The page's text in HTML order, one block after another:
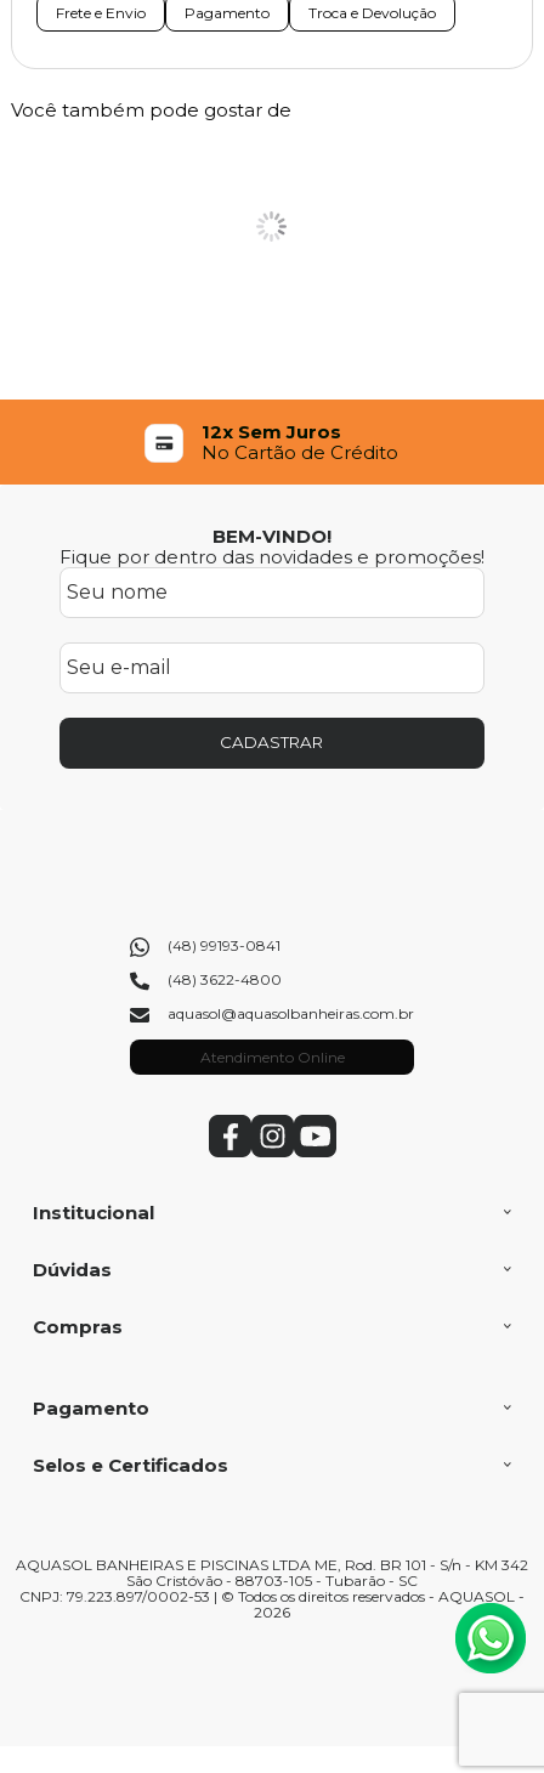
Frete e Envio Pagamento Troca e Devolução
Você também pode gostar de
12x Sem Juros
No Cartão de Crédito
BEM-VINDO!
Fique por dentro das novidades e promoções!
CADASTRAR
Institucional
Dúvidas
Compras
(48) 99193-0841
(48) 3622-4800
aquasol@aquasolbanheiras.com.br
Atendimento Online
Pagamento
Selos e Certificados
AQUASOL BANHEIRAS E PISCINAS LTDA ME, Rod. BR 101 - S/n - KM 342
São Cristóvão - 88703-105 - Tubarão - SC
CNPJ: 79.223.897/0002-53 | © Todos os direitos reservados - AQUASOL -
2026